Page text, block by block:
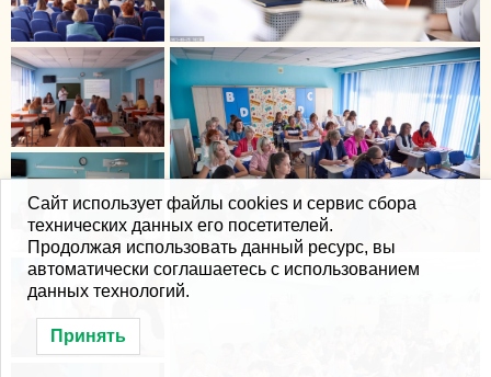
Сайт использует файлы cookies и сервис сбора
технических данных его посетителей.
Продолжая использовать данный ресурс, вы
автоматически соглашаетесь с использованием
данных технологий.
Принять